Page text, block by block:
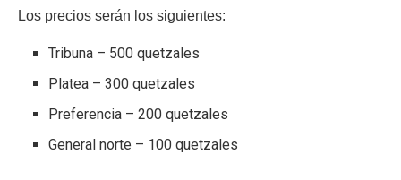
Los precios serán los siguientes:
Tribuna – 500 quetzales
Platea – 300 quetzales
Preferencia – 200 quetzales
General norte – 100 quetzales